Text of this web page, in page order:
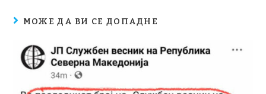
МОЖЕ ДА ВИ СЕ ДОПАДНЕ